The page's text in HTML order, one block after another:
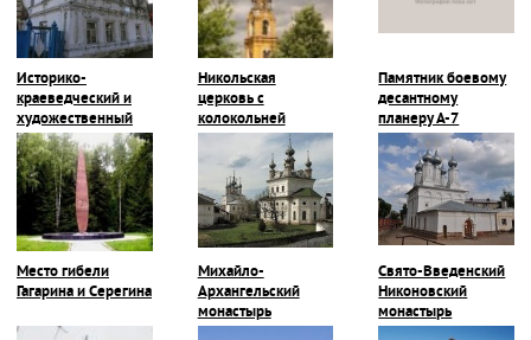
Историко-
краеведческий и
художественный
музей
Никольская
церковь с
колокольней
Памятник боевому
десантному
планеру А-7
Место гибели
Гагарина и Серегина
Михайло-
Архангельский
монастырь
Свято-Введенский
Никоновский
монастырь